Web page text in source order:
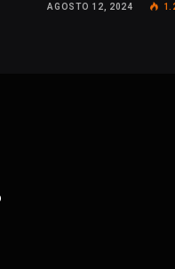
AGOSTO 12, 2024